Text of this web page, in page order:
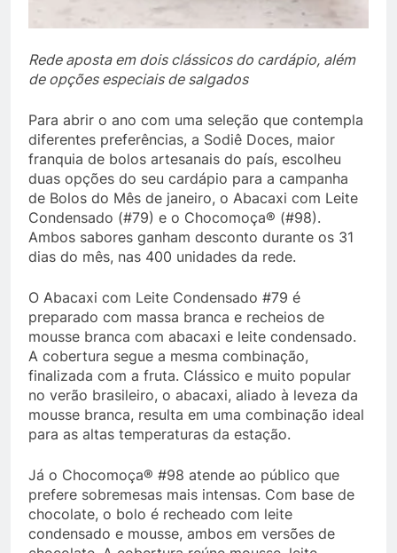
Rede aposta em dois clássicos do cardápio, além
de opções especiais de salgados
Para abrir o ano com uma seleção que contempla
diferentes preferências, a Sodiê Doces, maior
franquia de bolos artesanais do país, escolheu
duas opções do seu cardápio para a campanha
de Bolos do Mês de janeiro, o Abacaxi com Leite
Condensado (#79) e o Chocomoça® (#98).
Ambos sabores ganham desconto durante os 31
dias do mês, nas 400 unidades da rede.
O Abacaxi com Leite Condensado #79 é
preparado com massa branca e recheios de
mousse branca com abacaxi e leite condensado.
A cobertura segue a mesma combinação,
finalizada com a fruta. Clássico e muito popular
no verão brasileiro, o abacaxi, aliado à leveza da
mousse branca, resulta em uma combinação ideal
para as altas temperaturas da estação.
Já o Chocomoça® #98 atende ao público que
prefere sobremesas mais intensas. Com base de
chocolate, o bolo é recheado com leite
condensado e mousse, ambos em versões de